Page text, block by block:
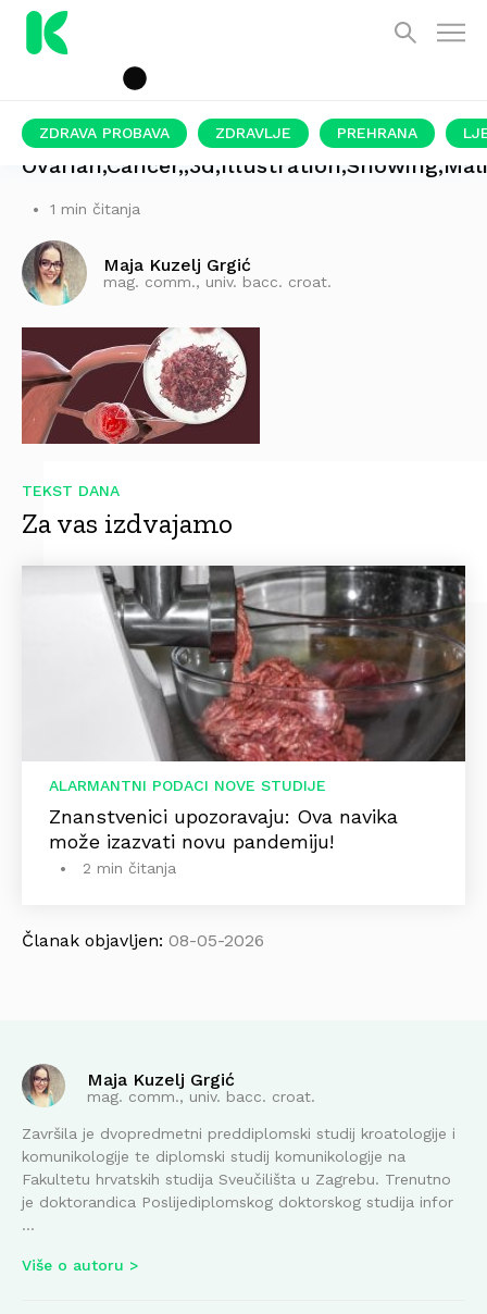
ZDRAVA PROBAVA ZDRAVLJE PREHRANA
1 min čitanja
Maja Kuzelj Grgić
mag. comm., univ. bacc. croat.
TEKST DANA
Za vas izdvajamo
ALARMANTNI PODACI NOVE STUDIJE
Znanstvenici upozoravaju: Ova navika
može izazvati novu pandemiju!
2 min čitanja
Članak objavljen: 08-05-2026
Maja Kuzelj Grgić
mag. comm., univ. bacc. croat.
Završila je dvopredmetni preddiplomski studij kroatologije i
komunikologije te diplomski studij komunikologije na
Fakultetu hrvatskih studija Sveučilišta u Zagrebu. Trenutno
je doktorandica Poslijediplomskog doktorskog studija infor
...
Više o autoru